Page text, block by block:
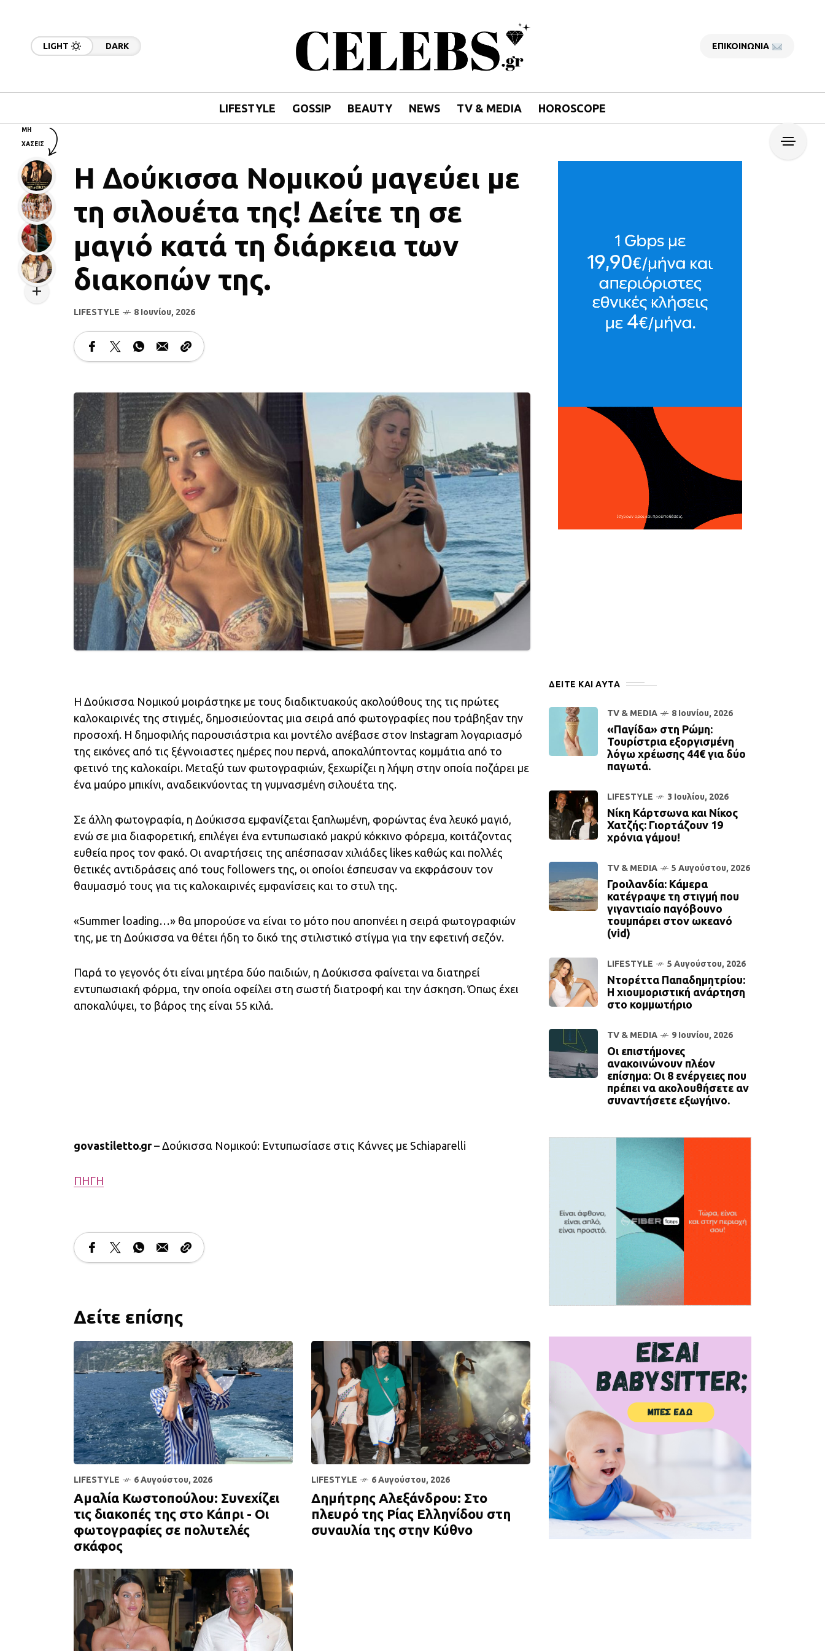
LIGHT DARK ΕΠΙΚΟΙΝΩΝΙΑ
LIFESTYLE GOSSIP BEAUTY NEWS TV & MEDIA HOROSCOPE
Η Δούκισσα Νομικού μαγεύει με
τη σιλουέτα της! Δείτε τη σε
μαγιό κατά τη διάρκεια των
διακοπών της.
LIFESTYLE 8 Ιουνίου, 2026
Η Δούκισσα Νομικού μοιράστηκε με τους διαδικτυακούς ακολούθους της τις πρώτες
καλοκαιρινές της στιγμές, δημοσιεύοντας μια σειρά από φωτογραφίες που τράβηξαν την
προσοχή. Η δημοφιλής παρουσιάστρια και μοντέλο ανέβασε στον Instagram λογαριασμό
της εικόνες από τις ξέγνοιαστες ημέρες που περνά, αποκαλύπτοντας κομμάτια από το
φετινό της καλοκαίρι. Μεταξύ των φωτογραφιών, ξεχωρίζει η λήψη στην οποία ποζάρει με
ένα μαύρο μπικίνι, αναδεικνύοντας τη γυμνασμένη σιλουέτα της.
Σε άλλη φωτογραφία, η Δούκισσα εμφανίζεται ξαπλωμένη, φορώντας ένα λευκό μαγιό,
ενώ σε μια διαφορετική, επιλέγει ένα εντυπωσιακό μακρύ κόκκινο φόρεμα, κοιτάζοντας
ευθεία προς τον φακό. Οι αναρτήσεις της απέσπασαν χιλιάδες likes καθώς και πολλές
θετικές αντιδράσεις από τους followers της, οι οποίοι έσπευσαν να εκφράσουν τον
θαυμασμό τους για τις καλοκαιρινές εμφανίσεις και το στυλ της.
«Summer loading…» θα μπορούσε να είναι το μότο που αποπνέει η σειρά φωτογραφιών
της, με τη Δούκισσα να θέτει ήδη το δικό της στιλιστικό στίγμα για την εφετινή σεζόν.
Παρά το γεγονός ότι είναι μητέρα δύο παιδιών, η Δούκισσα φαίνεται να διατηρεί
εντυπωσιακή φόρμα, την οποία οφείλει στη σωστή διατροφή και την άσκηση. Όπως έχει
αποκαλύψει, το βάρος της είναι 55 κιλά.
govastiletto.gr– Δούκισσα Νομικού: Εντυπωσίασε στις Κάννες με Schiaparelli
ΠΗΓΗ
Δείτε επίσης
LIFESTYLE 6 Αυγούστου, 2026
Αμαλία Κωστοπούλου: Συνεχίζει
τις διακοπές της στο Κάπρι - Οι
φωτογραφίες σε πολυτελές
σκάφος
LIFESTYLE 6 Αυγούστου, 2026
Δημήτρης Αλεξάνδρου: Στο
πλευρό της Ρίας Ελληνίδου στη
συναυλία της στην Κύθνο
ΔΕΙΤΕ ΚΑΙ ΑΥΤΆ
TV & MEDIA 8 Ιουνίου, 2026
«Παγίδα» στη Ρώμη:
Τουρίστρια εξοργισμένη
λόγω χρέωσης 44€ για δύο
παγωτά.
LIFESTYLE 3 Ιουλίου, 2026
Νίκη Κάρτσωνα και Νίκος
Χατζής: Γιορτάζουν 19
χρόνια γάμου!
TV & MEDIA 5 Αυγούστου, 2026
Γροιλανδία: Κάμερα
κατέγραψε τη στιγμή που
γιγαντιαίο παγόβουνο
τουμπάρει στον ωκεανό
(vid)
LIFESTYLE 5 Αυγούστου, 2026
Ντορέττα Παπαδημητρίου:
Η χιουμοριστική ανάρτηση
στο κομμωτήριο
TV & MEDIA 9 Ιουνίου, 2026
Οι επιστήμονες
ανακοινώνουν πλέον
επίσημα: Οι 8 ενέργειες που
πρέπει να ακολουθήσετε αν
συναντήσετε εξωγήινο.
ΜΗ
ΧΑΣΕΙΣ